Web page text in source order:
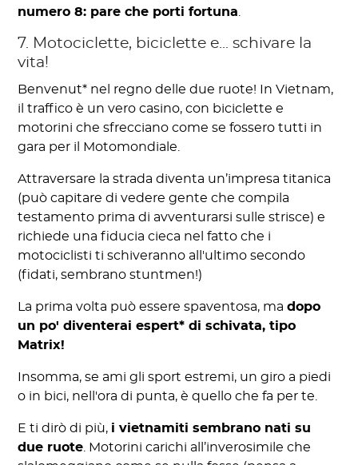
numero 8: pare che porti fortuna
7. Motociclette, biciclette e... schivare la
vita!
Benvenut* nel regno delle due ruote! In Vietnam,
il traffico è un vero casino, con biciclette e
motorini che sfrecciano come se fossero tutti in
gara per il Motomondiale.
Attraversare la strada diventa un’impresa titanica
(può capitare di vedere gente che compila
testamento prima di avventurarsi sulle strisce) e
richiede una fiducia cieca nel fatto che i
motociclisti ti schiveranno all'ultimo secondo
(fidati, sembrano stuntmen!)
La prima volta può essere spaventosa, madopo
un po' diventerai espert* di schivata, tipo
Matrix!
Insomma, se ami gli sport estremi, un giro a piedi
o in bici, nell'ora di punta, è quello che fa per te.
E ti dirò di più, i vietnamiti sembrano nati su
due ruote . Motorini carichi all’inverosimile che